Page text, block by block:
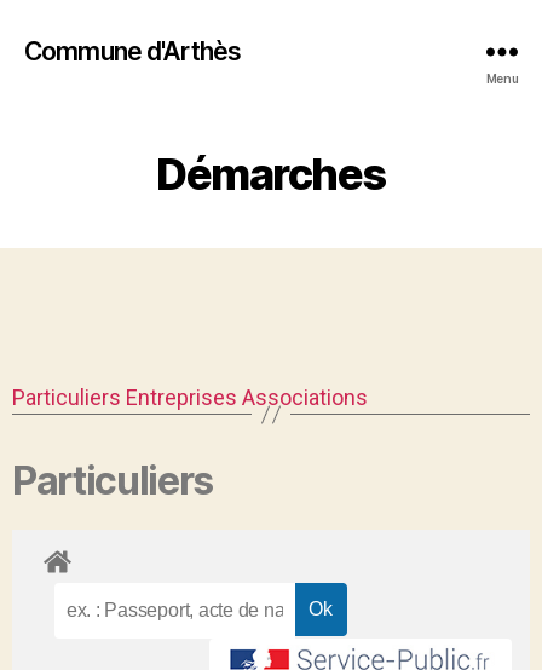
Commune d'Arthès
Menu
Démarches
Particuliers Entreprises Associations
Particuliers